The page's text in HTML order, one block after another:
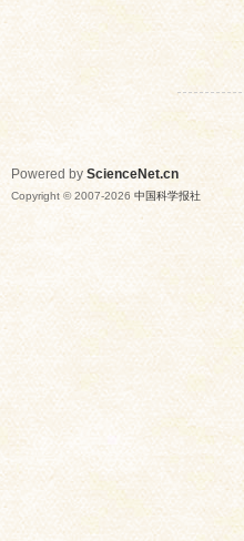
Powered by ScienceNet.cn
Copyright © 2007-2026 中国科学报社